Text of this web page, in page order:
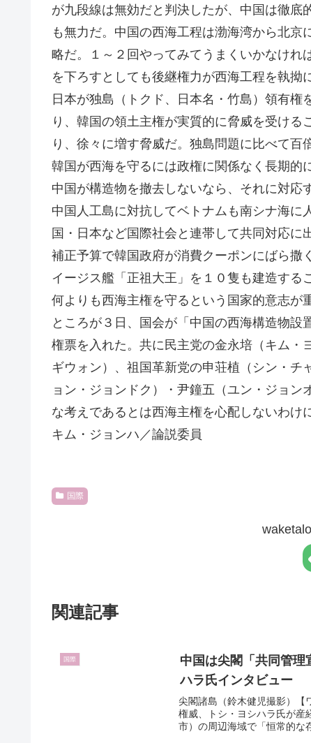
が九段線は無効だと判決したが、中国は徹底
も無力だ。中国の西海工程は渤海湾から北
略だ。１～２回やってみてうまくいかなけれ
を下ろすとしても後継権力が西海工程を執拗
日本が独島（トクド、日本名・竹島）領有
り、韓国の領土主権が実質的に脅威を受け
り、徐々に増す脅威だ。独島問題に比べて百
韓国が西海を守るには政権に関係なく長期的
中国が構造物を撤去しないなら、それに対応
中国人工島に対抗してベトナムも南シナ海
国・日本など国際社会と連帯して共同対応
補正予算で韓国政府が消費クーポンにばら撒
イージス艦「正祖大王」を１０隻も建造する
何よりも西海主権を守るという国家的意志が
ところが３日、国会が「中国の西海構造物
権票を入れた。共に民主党の金永培（キム
ギウォン）、祖国革新党の申荘植（シン・
ョン・ジョンドク）・尹鐘五（ユン・ジョ
な考えであるとは西海主権を心配しないわけ
キム・ジョンハ／論説委員
国際
関連記事
国際
中国は尖閣「共同管
ハラ氏インタビュー
尖閣諸島（鈴木健児撮影）【
権威、トシ・ヨシハラ氏が産
市）の周辺海域で「恒常的な